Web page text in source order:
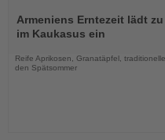
Sie
die
Armeniens Erntezeit lädt
im Kaukasus ein
Reife Aprikosen, Granatäpfel,
den Spätsommer